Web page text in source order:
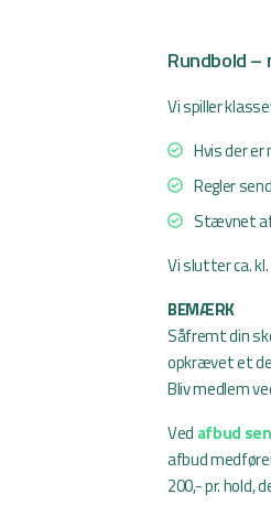
Rundbold
Vi spiller
Hvis der
Regler
Stævnet
Vi slutter ca. kl.
BEMÆRK
Såfremt din
opkrævet et
Bliv medlem
Ved afbud
afbud
200,- pr. hold,